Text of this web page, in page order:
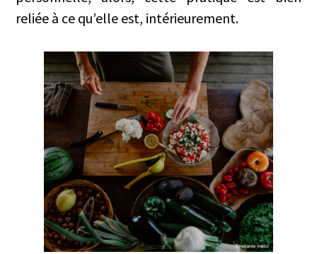
reliée à ce qu’elle est, intérieurement.